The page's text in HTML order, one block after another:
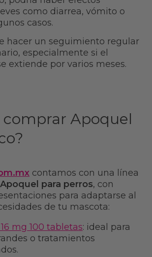
como diarrea, vómito o
casos.
hacer un seguimiento regular
especialmente si el
extiende por varios meses.
comprar Apoquel
contamos con una línea
Apoquel para perros, con
para adaptarse al
de tu mascota:
mg 100 tabletas: ideal para
o tratamientos